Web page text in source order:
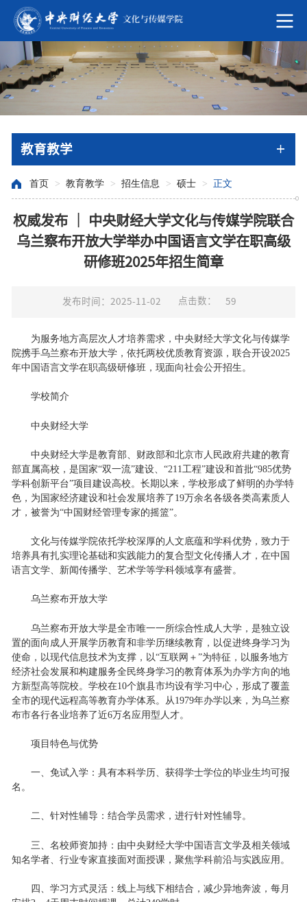
教育教学
首页 > 教育教学 > 招生信息 > 硕士 > 正文
权威发布 ｜ 中央财经大学文化与传媒学院联合
乌兰察布开放大学举办中国语言文学在职高级
研修班2025年招生简章
发布时间：2025-11-02 点击数： 59
为服务地方高层次人才培养需求，中央财经大学文化与传媒学
院携手乌兰察布开放大学，依托两校优质教育资源，联合开设2025
年中国语言文学在职高级研修班，现面向社会公开招生。
学校简介
中央财经大学
中央财经大学是教育部、财政部和北京市人民政府共建的教育
部直属高校，是国家“双一流”建设、“211工程”建设和首批“985优势
学科创新平台”项目建设高校。长期以来，学校形成了鲜明的办学特
色，为国家经济建设和社会发展培养了19万余名各级各类高素质人
才，被誉为“中国财经管理专家的摇篮”。
文化与传媒学院依托学校深厚的人文底蕴和学科优势，致力于
培养具有扎实理论基础和实践能力的复合型文化传播人才，在中国
语言文学、新闻传播学、艺术学等学科领域享有盛誉。
乌兰察布开放大学
乌兰察布开放大学是全市唯一一所综合性成人大学，是独立设
置的面向成人开展学历教育和非学历继续教育，以促进终身学习为
使命，以现代信息技术为支撑，以“互联网＋”为特征，以服务地方
经济社会发展和构建服务全民终身学习的教育体系为办学方向的地
方新型高等院校。学校在10个旗县市均设有学习中心，形成了覆盖
全市的现代远程高等教育办学体系。从1979年办学以来，为乌兰察
布市各行各业培养了近6万名应用型人才。
项目特色与优势
一、免试入学：具有本科学历、获得学士学位的毕业生均可报
名。
二、针对性辅导：结合学员需求，进行针对性辅导。
三、名校师资加持：由中央财经大学中国语言文学及相关领域
知名学者、行业专家直接面对面授课，聚焦学科前沿与实践应用。
四、学习方式灵活：线上与线下相结合，减少异地奔波，每月